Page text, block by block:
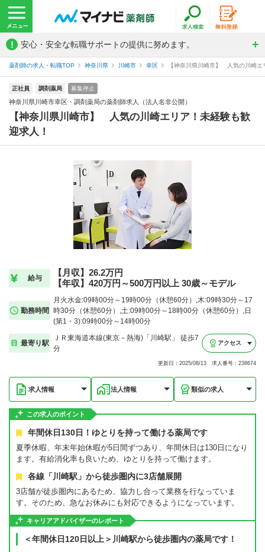
! 安心・安全な転職サポートの提供に努めます。
薬剤師の求人・転職TOP 神奈川県 川崎市 幸区 【神奈川県川崎市】 人気の川崎
正社員 調剤薬局 募集停止
神奈川県川崎市幸区・調剤薬局の薬剤師求人（法人名非公開）
【神奈川県川崎市】 人気の川崎エリア！未経験も歓
迎求人！
給与
【月収】26.2万円
【年収】420万円～500万円以上 30歳～モデル
勤務時間
月火水金:09時00分～19時00分（休憩60分）,木:09時30分～17
時30分（休憩60分）,土:09時00分～18時00分（休憩60分）,日
(第1・3):09時00分～14時00分
最寄り駅
ＪＲ東海道本線(東京－熱海)「川崎駅」 徒歩7
分
アクセス
更新日：2025/08/13 求人番号：238674
求人情報 法人情報 類似の求人
この求人のポイント
年間休日130日！ゆとりを持って働ける薬局です
夏季休暇、年末年始休暇が5日間ずつあり、年間休日は130日になり
ます。有給消化率も良いため、ゆとりを持って働けます。
各線「川崎駅」から徒歩圏内に3店舗展開
3店舗が徒歩圏内にあるため、協力し合って業務を行なっていま
す。そのため、急なお休みにも対応できるようになっています。
キャリアアドバイザーのレポート
＜年間休日120日以上＞川崎駅から徒歩圏内の薬局です！